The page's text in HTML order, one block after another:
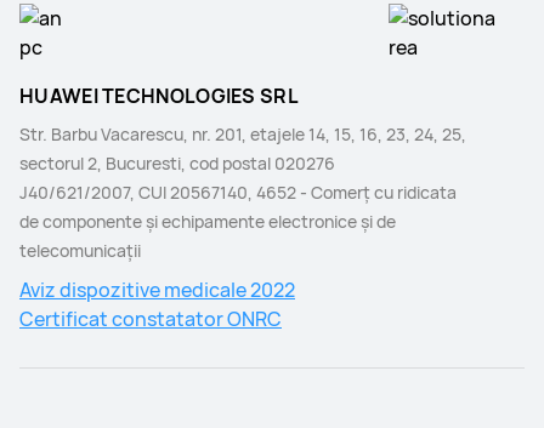
HUAWEI TECHNOLOGIES SRL
Str. Barbu Vacarescu, nr. 201, etajele 14, 15, 16, 23, 24, 25,
sectorul 2, Bucuresti, cod postal 020276
J40/621/2007, CUI 20567140, 4652 - Comerţ cu ridicata
de componente şi echipamente electronice şi de
telecomunicaţii
Aviz dispozitive medicale 2022
Certificat constatator ONRC